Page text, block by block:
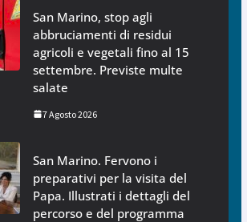
San Marino, stop agli
abbruciamenti di residui
agricoli e vegetali fino al 15
settembre. Previste multe
salate
7 Agosto 2026
San Marino. Fervono i
preparativi per la visita del
Papa. Illustrati i dettagli del
percorso e del programma